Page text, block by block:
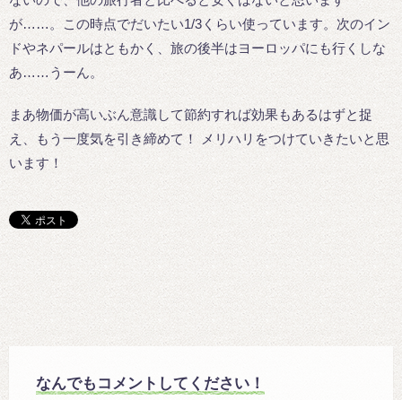
が……。この時点でだいたい1/3くらい使っています。次のイン
ドやネパールはともかく、旅の後半はヨーロッパにも行くしな
あ……うーん。
まあ物価が高いぶん意識して節約すれば効果もあるはずと捉
え、もう一度気を引き締めて！ メリハリをつけていきたいと思
います！
なんでもコメントしてください！